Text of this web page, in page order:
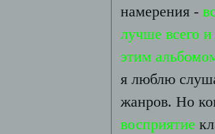
намерения -
лучше всего
этим
я люблю
жанров. Но
восприятие